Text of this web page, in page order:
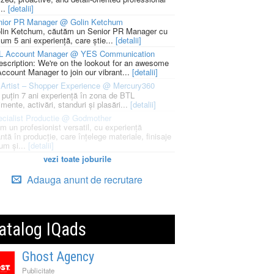
[detalii]
PR Manager @ Golin Ketchum
Ketchum, căutăm un Senior PR Manager cu
5 ani experiență, care știe... [detalii]
Account Manager @ YES Communication
We're on the lookout for an awesome
Manager to join our vibrant... [detalii]
– Shopper Experience @ Mercury360
7 ani experiență în zona de BTL
activări, standuri și plasări... [detalii]
Productie @ Godmother
un profesionist versatil, cu experiență
în producție, care înțelege materiale, finisaje
și... [detalii]
vezi toate joburile
Adauga anunt de recrutare
IQads
Ghost Agency
Publicitate